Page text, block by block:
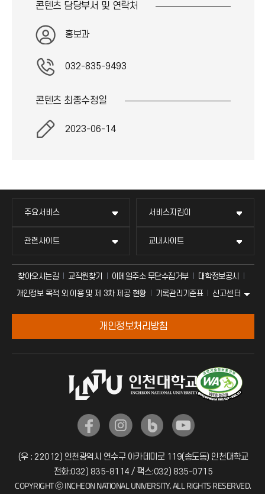
콘텐츠 담당부서 및 연락처
홍보과
032-835-9493
콘텐츠 최종수정일
2023-06-14
주요서비스 서비스지킴이
관련사이트 교내사이트
찾아오시는길 교직원찾기 이메일주소 무단수집거부
대학정보공시
개인정보 목적 외 이용 및 제 3차 제공 현황
기록관리기준표 신고센터
개인정보처리방침
(우 : 22012) 인천광역시 연수구 아카데미로 119(송도동) 인천대학교
전화:032) 835-8114 / 팩스:032) 835-0715
COPYRIGHT ⓒ INCHEON NATIONAL UNIVERSITY. ALL RIGHTS RESERVED.